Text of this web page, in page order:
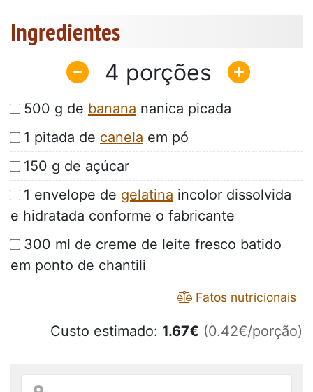
Ingredientes
4
500 g de banana nanica picada
1 pitada de canela em pó
150 g de açúcar
1 envelope de gelatina incolor dissolvida
e hidratada conforme o fabricante
300 ml de creme de leite fresco batido
em ponto de chantili
Fatos nutricionais
Custo estimado: 1.67€ (0.42€/porção)